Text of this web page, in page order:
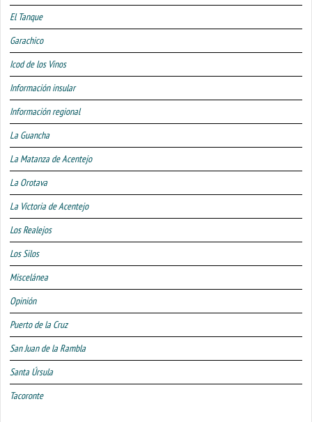
El Tanque
Garachico
Icod de los Vinos
Información insular
Información regional
La Guancha
La Matanza de Acentejo
La Orotava
La Victoria de Acentejo
Los Realejos
Los Silos
Miscelánea
Opinión
Puerto de la Cruz
San Juan de la Rambla
Santa Úrsula
Tacoronte